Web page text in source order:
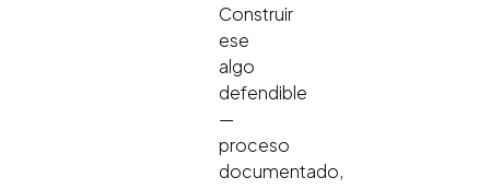
Construir
ese
algo
defendible
—
proceso
documentado,